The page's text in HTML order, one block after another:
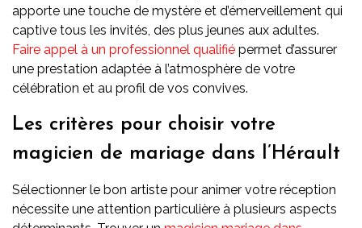
apporte une touche de mystère et d’émerveillement qui
captive tous les invités, des plus jeunes aux adultes.
Faire appel à un professionnel qualifié permet d’assurer
une prestation adaptée à l’atmosphère de votre
célébration et au profil de vos convives.
Les critères pour choisir votre
magicien de mariage dans l’Hérault
Sélectionner le bon artiste pour animer votre réception
nécessite une attention particulière à plusieurs aspects